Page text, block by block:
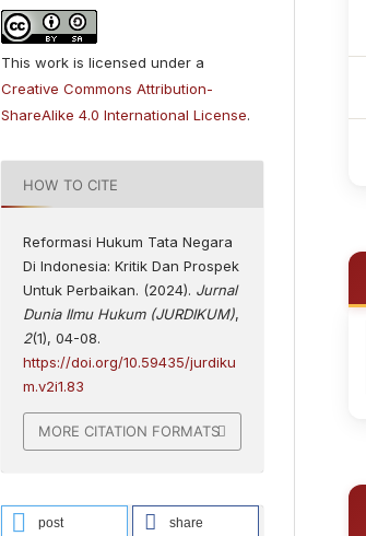
This work is licensed under a
Creative Commons Attribution-
ShareAlike 4.0 International License.
HOW TO CITE
Reformasi Hukum Tata Negara
Di Indonesia: Kritik Dan Prospek
Untuk Perbaikan. (2024). Jurnal
Dunia Ilmu Hukum (JURDIKUM),
2(1), 04-08.
https://doi.org/10.59435/jurdiku
m.v2i1.83
MORE CITATION FORMATS
post share